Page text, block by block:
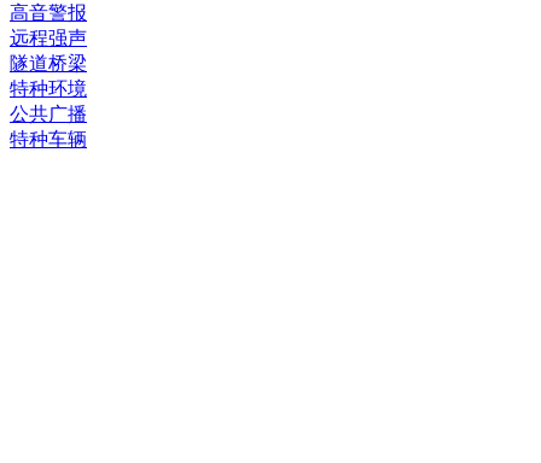
高音警报
远程强声
隧道桥梁
特种环境
公共广播
特种车辆